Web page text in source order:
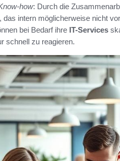
how: Durch die
intern möglicherweise nicht
bei Bedarf ihre IT-Services
schnell zu reagieren.